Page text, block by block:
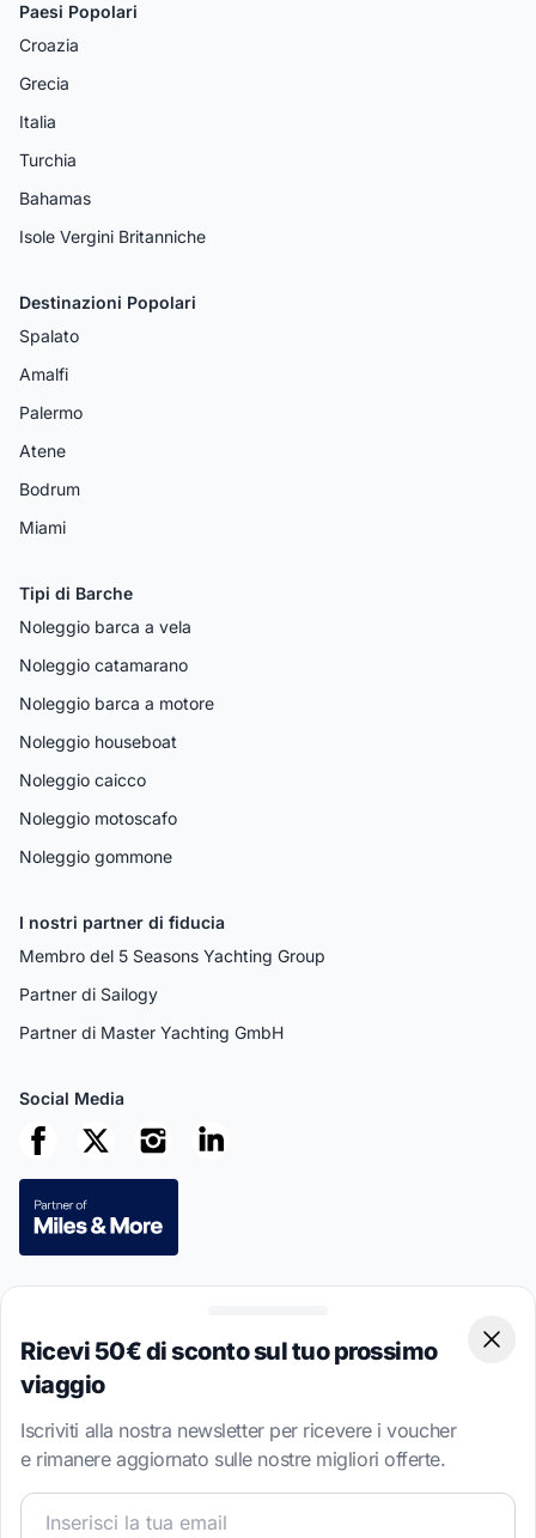
Paesi Popolari
Croazia
Grecia
Italia
Turchia
Bahamas
Isole Vergini Britanniche
Destinazioni Popolari
Spalato
Amalfi
Palermo
Atene
Bodrum
Miami
Tipi di Barche
Noleggio barca a vela
Noleggio catamarano
Noleggio barca a motore
Noleggio houseboat
Noleggio caicco
Noleggio motoscafo
Noleggio gommone
I nostri partner di fiducia
Membro del 5 Seasons Yachting Group
Partner di Sailogy
Partner di Master Yachting GmbH
Social Media
This site is protected by reCAPTCHAPrivacy Policy and Terms of
Serviceapply.
4.7 · 8,533 recensioni verificate dei clienti
Ricevi 50€ di sconto sul tuo prossimo
viaggio
Iscriviti alla nostra newsletter per ricevere i voucher
e rimanere aggiornato sulle nostre migliori offerte.
Unisciti alla nostra community velica e ricevi contenuti